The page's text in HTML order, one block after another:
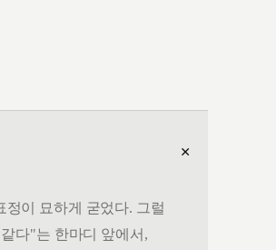
＋
이 묘하게 굳었다. 그럴
다"는 한마디 앞에서,